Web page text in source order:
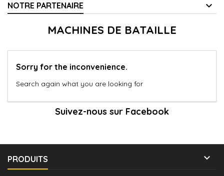
NOTRE PARTENAIRE
MACHINES DE BATAILLE
Sorry for the inconvenience.
Search again what you are looking for
Suivez-nous sur Facebook
PRODUITS 